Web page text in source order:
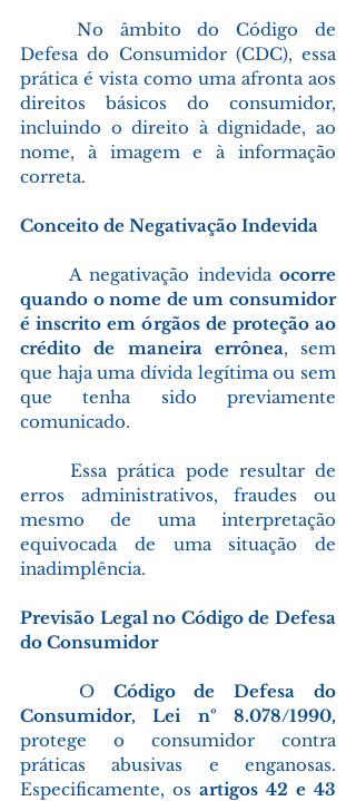
Defesa do Consumidor (CDC), essa
prática é vista como uma afronta aos
direitos básicos do consumidor,
incluindo o direito à dignidade, ao
nome, à imagem e à informação
correta.
Conceito de Negativação Indevida
	A negativação indevida
ocorre
quando o nome de um consumidor
é inscrito em órgãos de proteção ao
crédito de maneira errônea, sem
que haja uma dívida legítima ou sem
que tenha sido previamente
comunicado.
erros administrativos, fraudes ou
mesmo de uma interpretação
equivocada de uma situação de
inadimplência.
Previsão Legal no Código de Defesa
do Consumidor
	O
Código de Defesa do
Consumidor, Lei nº 8.078/1990,
protege o consumidor contra
práticas abusivas e enganosas.
Especificamente, os artigos 42 e 43